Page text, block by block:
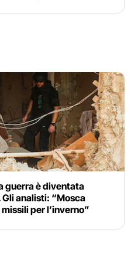
guerra è diventata
analisti: “Mosca
per l’inverno”